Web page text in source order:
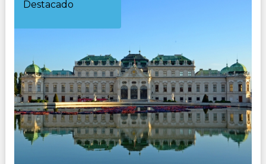
Destacado